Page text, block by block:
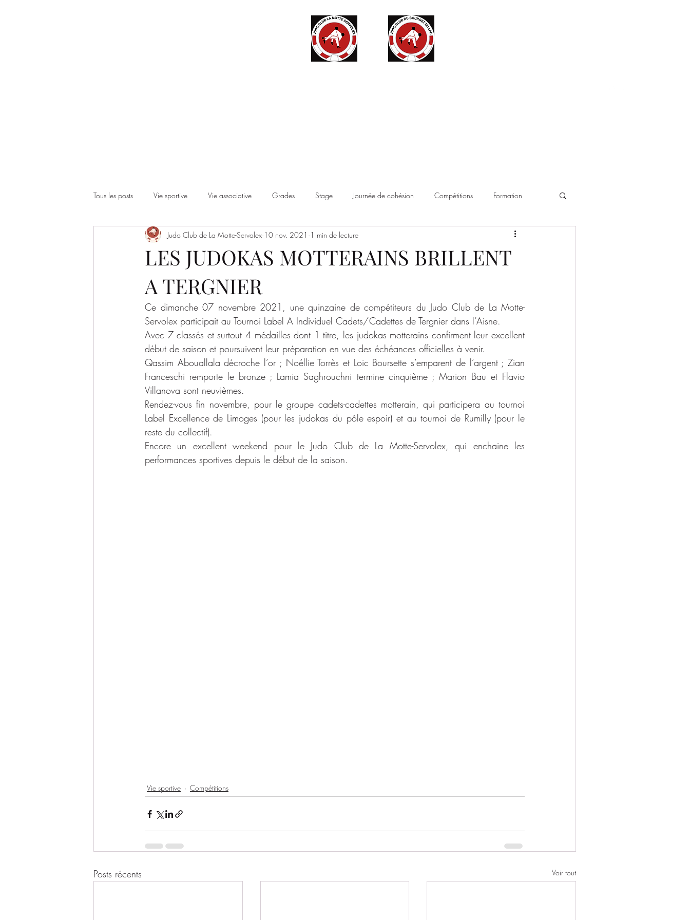
Tous les posts Vie sportive Vie associative Grades Stage Journée de cohésion Compétitions Formation
Evènement Saison 2022/2023 Entrainements Saison 2023/2024
SAISON 2026-2027
LES JUDOKAS MOTTERAINS BRILLENT
A TERGNIER
Judo Club de La Motte-Servolex 10 nov. 2021 1 min de lecture
Ce dimanche 07 novembre 2021, une quinzaine de compétiteurs du Judo Club de La Motte-
Servolex participait au Tournoi Label A Individuel Cadets/Cadettes de Tergnier dans l’Aisne.
Avec 7 classés et surtout 4 médailles dont 1 titre, les judokas motterains confirment leur excellent
début de saison et poursuivent leur préparation en vue des échéances officielles à venir.
Qassim Abouallala décroche l’or ; Noéllie Torrès et Loic Boursette s’emparent de l’argent ; Zian
Franceschi remporte le bronze ; Lamia Saghrouchni termine cinquième ; Marion Bau et Flavio
Villanova sont neuvièmes.
Rendez-vous fin novembre, pour le groupe cadets-cadettes motterain, qui participera au tournoi
Label Excellence de Limoges (pour les judokas du pôle espoir) et au tournoi de Rumilly (pour le
reste du collectif).
Encore un excellent weekend pour le Judo Club de La Motte-Servolex, qui enchaine les
performances sportives depuis le début de la saison.
Vie sportive Compétitions
Posts récents Voir tout